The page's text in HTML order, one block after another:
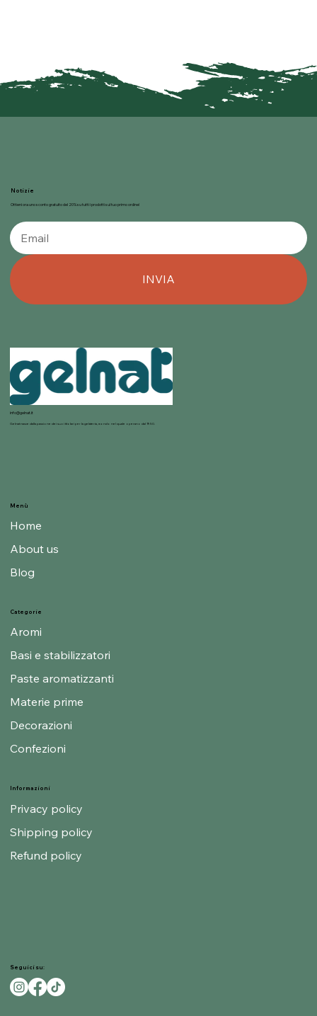
Notizie
Ottieni ora uno sconto gratuito del 20% su tutti i prodotti sul tuo primo ordine!
INVIA
info@gelnat.it
Gelnat nasce dalla passione dei suoi titolari per la gelateria, mondo nel quale operano dal 1950.
Informazioni
Privacy policy
Shipping policy
Refund policy
Categorie
Aromi
Basi e stabilizzatori
Paste aromatizzanti
Materie prime
Decorazioni
Confezioni
Menù
Home
About us
Blog
Seguici su: